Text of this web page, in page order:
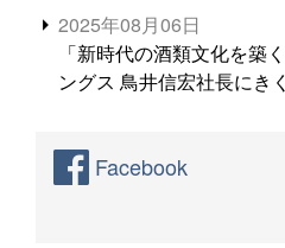
2025年08月06日
「新時代の酒類文化を築
ングス 鳥井信宏社長にきく
Facebook